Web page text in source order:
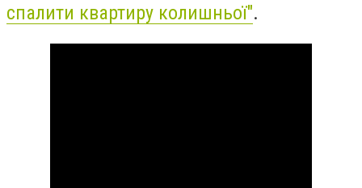
спалити квартиру колишньої".